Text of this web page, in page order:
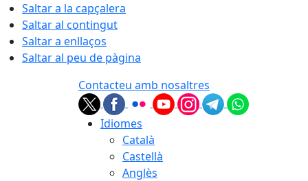
Saltar a la capçalera
Saltar al contingut
Saltar a enllaços
Saltar al peu de pàgina
Contacteu amb nosaltres
Idiomes
Català
Castellà
Anglès